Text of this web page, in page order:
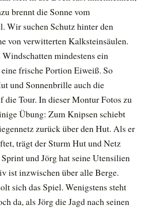
brennt die Sonne vom
Wir suchen Schutz hinter den
von verwitterten Kalksteinsäulen.
mindestens ein
frische Portion Eiweiß. So
und Sonnenbrille auch die
die Tour. In dieser Montur Fotos zu
Übung: Zum Knipsen schiebt
zurück über den Hut. Als er
trägt der Sturm Hut und Netz
und Jörg hat seine Utensilien
ist inzwischen über alle Berge.
sich das Spiel. Wenigstens steht
da, als Jörg die Jagd nach seinen